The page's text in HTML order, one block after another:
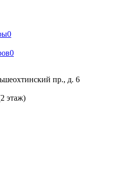
0
0
пр., д. 6
этаж)